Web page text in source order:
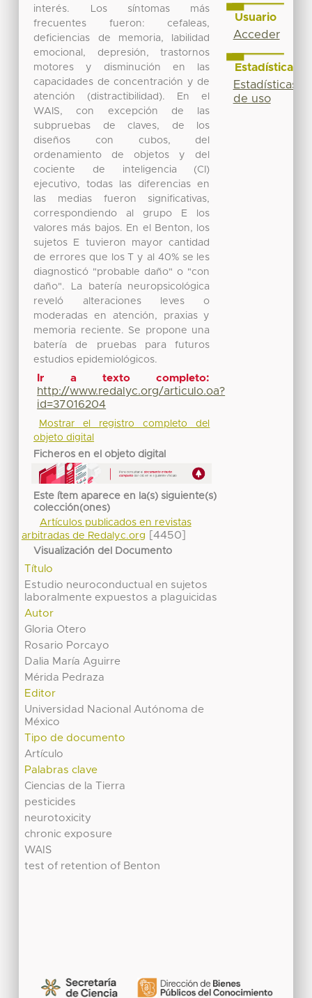
interés. Los síntomas más
frecuentes fueron: cefaleas,
deficiencias de memoria, labilidad
emocional, depresión, trastornos
motores y disminución en las
capacidades de concentración y de
atención (distractibilidad). En el
WAIS, con excepción de las
subpruebas de claves, de los
diseños con cubos, del
ordenamiento de objetos y del
cociente de inteligencia (CI)
ejecutivo, todas las diferencias en
las medias fueron significativas,
correspondiendo al grupo E los
valores más bajos. En el Benton, los
sujetos E tuvieron mayor cantidad
de errores que los T y al 40% se les
diagnosticó "probable daño" o "con
daño". La batería neuropsicológica
reveló alteraciones leves o
moderadas en atención, praxias y
memoria reciente. Se propone una
batería de pruebas para futuros
estudios epidemiológicos.
Ir a texto completo:
http://www.redalyc.org/articulo.oa?
id=37016204
Mostrar el registro completo del
objeto digital
Ficheros en el objeto digital
Este ítem aparece en la(s) siguiente(s)
colección(ones)
Artículos publicados en revistas
arbitradas de Redalyc.org
[4450]
Visualización del Documento
Título
Estudio neuroconductual en sujetos
laboralmente expuestos a plaguicidas
Autor
Gloria Otero
Rosario Porcayo
Dalia María Aguirre
Mérida Pedraza
Editor
Universidad Nacional Autónoma de
México
Tipo de documento
Artículo
Palabras clave
Ciencias de la Tierra
pesticides
neurotoxicity
chronic exposure
WAIS
test of retention of Benton
Usuario
Acceder
Estadísticas
Estadísticas
de uso